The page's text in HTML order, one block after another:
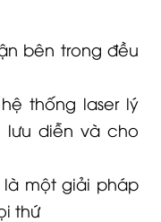
bên trong đều
thống laser lý
diễn và cho
là một giải pháp
thứ